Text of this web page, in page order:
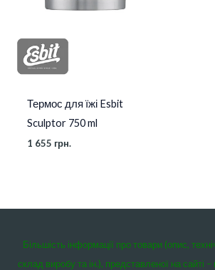
Термос для їжі Esbit
Sculptor 750 ml
1 655 грн.
Більшість інформації про товари (опис,
склад виробу та ін.), представленої на сайті